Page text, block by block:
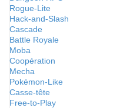
Rogue-Lite
Hack-and-Slash
Cascade
Battle Royale
Moba
Coopération
Mecha
Pokémon-Like
Casse-tête
Free-to-Play